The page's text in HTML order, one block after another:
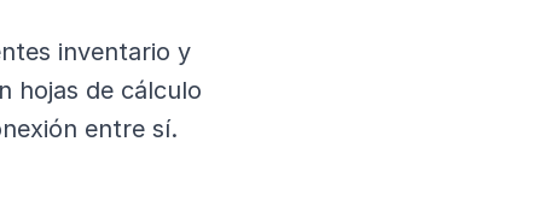
inventario y
hojas de cálculo
entre sí.